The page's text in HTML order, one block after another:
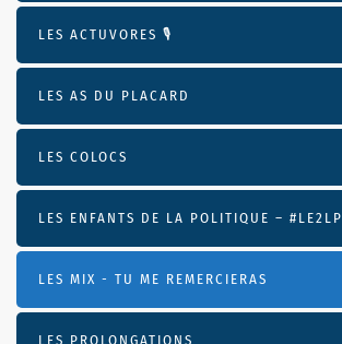
LES ACTUVORES 🎙
LES AS DU PLACARD
LES COLOCS
LES ENFANTS DE LA POLITIQUE – #LE2LP
LES MIX - TU ME REMERCIERAS
LES PROLONGATIONS